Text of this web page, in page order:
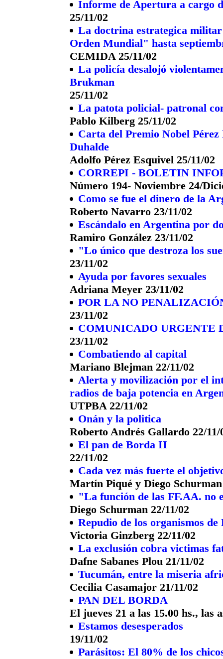
Informe de Apertura a cargo
25/11/02
La doctrina estrategica
Orden Mundial" hasta
CEMIDA 25/11/02
La policía desalojó
Brukman
25/11/02
La patota policial- patronal
Pablo Kilberg 25/11/02
Carta del Premio Nobel
Duhalde
Adolfo Pérez Esquivel 25/11/02
CORREPI - BOLETIN
Número 194- Noviembre 24/
Como se fue el dinero de la
Roberto Navarro 23/11/02
Escándalo en Argentina por
Ramiro González 23/11/02
"Lo único que destroza los
23/11/02
Ayuda por favores sexuales
Adriana Meyer 23/11/02
POR LA NO
23/11/02
COMUNICADO URGENTE
23/11/02
Combatiendo al capital
Mariano Blejman 22/11/02
Alerta y movilización por el
radios de baja potencia en
UTPBA 22/11/02
Onán y la politica
Roberto Andrés Gallardo 22/11/
El pan de Borda II
22/11/02
Cada vez más fuerte el
Martín Piqué y Diego Schurman
"La función de las FF.AA. no
Diego Schurman 22/11/02
Repudio de los organismos de
Victoria Ginzberg 22/11/02
La exclusión cobra victimas
Dafne Sabanes Plou 21/11/02
Tucumán, entre la miseria
Cecilia Casamajor 21/11/02
PAN DEL BORDA
El jueves 21 a las 15.00 hs., las
Estamos desesperados
19/11/02
Parásitos: El 80% de los